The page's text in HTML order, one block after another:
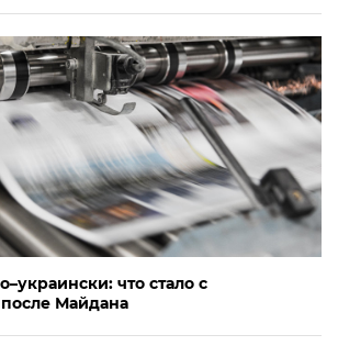
что стало с
Майдана